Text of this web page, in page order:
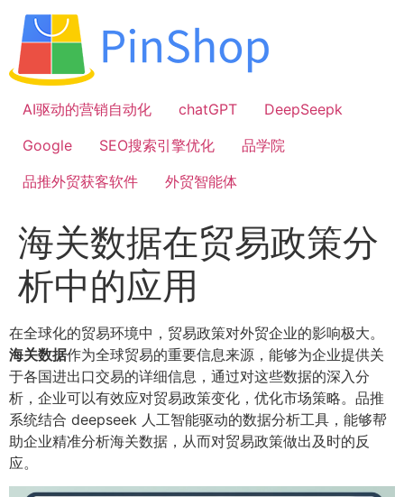
容
AI驱动的营销自动化
chatGPT
DeepSeepk
Google
SEO搜索引擎优化
品学院
品推外贸获客软件
外贸智能体
海关数据在贸易政策分
析中的应用
在全球化的贸易环境中，贸易政策对外贸企业的影响极大。
海关数据作为全球贸易的重要信息来源，能够为企业提供关
于各国进出口交易的详细信息，通过对这些数据的深入分
析，企业可以有效应对贸易政策变化，优化市场策略。品推
系统结合 deepseek 人工智能驱动的数据分析工具，能够帮
助企业精准分析海关数据，从而对贸易政策做出及时的反
应。